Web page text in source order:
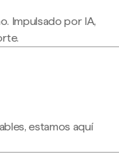
Impulsado por IA,
estamos aquí